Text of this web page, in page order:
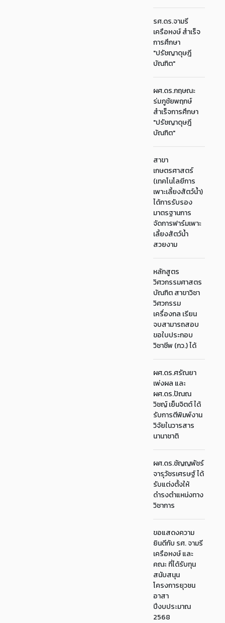
รศ.ดร.จามรี
เครือหงษ์ สำเร็จ
การศึกษา
"ปรัชญาดุษฎี
บัณฑิต"
ผศ.ดร.กฤษณะ
ร่มภูชัยพฤกษ์
สำเร็จการศึกษา
"ปรัชญาดุษฎี
บัณฑิต"
สาขา
เกษตรศาสตร์
(เทคโนโลยีการ
เพาะเลี้ยงสัตว์น้ำ)
ได้การรับรอง
มาตรฐานการ
จัดการฟาร์มเพาะ
เลี้ยงสัตว์น้ำ
สวยงาม
หลักสูตร
วิศวกรรมศาสตร
บัณฑิต สาขาวิชา
วิศวกรรม
เครื่องกล เรียน
จบสามารถสอบ
ขอใบประกอบ
วิชาชีพ (กว.) ได้
ผศ.ดร.ศรัณยา
เพ่งผล และ
ผศ.ดร.ปัณณ
วิชญ์ เย็นจิตต์ ได้
รับการตีพิมพ์งาน
วิจัยในวารสาร
นานาชาติ
ผศ.ดร.ชัญญพัชร์
จารุวัชรเศรษฐ์ ได้
รับแต่งตั้งให้
ดำรงตำแหน่งทาง
วิชาการ
ขอแสดงความ
ยินดีกับ รศ. จามรี
เครือหงษ์ และ
คณะ ที่ได้รับทุน
สนับสนุน
โครงการยุวชน
อาสา
ปีงบประมาณ
2568